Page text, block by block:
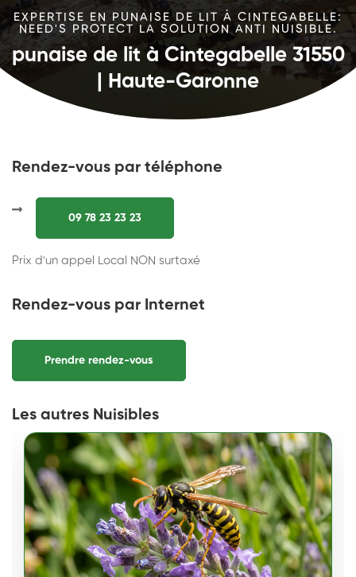
EXPERTISE EN PUNAISE DE LIT À CINTEGABELLE:
NEED'S PROTECT LA SOLUTION ANTI NUISIBLE.
punaise de lit à Cintegabelle 31550
| Haute-Garonne
Rendez-vous par téléphone
09 78 23 23 23
Prix d'un appel Local NON surtaxé
Rendez-vous par Internet
Prendre rendez-vous
Les autres Nuisibles